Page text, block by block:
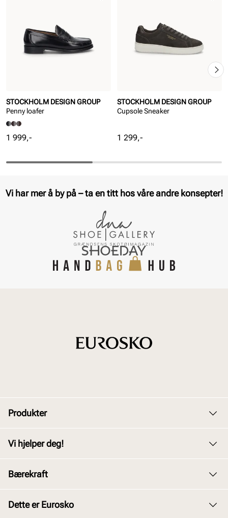
STOCKHOLM DESIGN GROUP
Penny loafer
Pris
1 999,-
STOCKHOLM DESIGN GROUP
Cupsole Sneaker
Pris
1 299,-
Vi har mer å by på – ta en titt hos våre andre konsepter!
Produkter
Barn
Vi hjelper deg!
Kjøpsbetingelser
Bærekraft
Dette er Eurosko